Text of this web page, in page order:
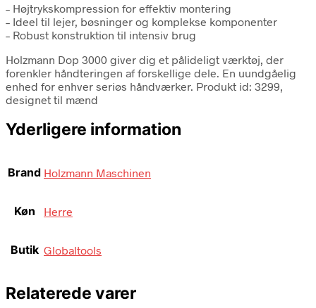
– Højtrykskompression for effektiv montering
– Ideel til lejer, bøsninger og komplekse komponenter
– Robust konstruktion til intensiv brug
Holzmann Dop 3000 giver dig et pålideligt værktøj, der
forenkler håndteringen af forskellige dele. En uundgåelig
enhed for enhver seriøs håndværker. Produkt id: 3299,
designet til mænd
Yderligere information
Brand Holzmann Maschinen
Køn Herre
Butik Globaltools
Relaterede varer